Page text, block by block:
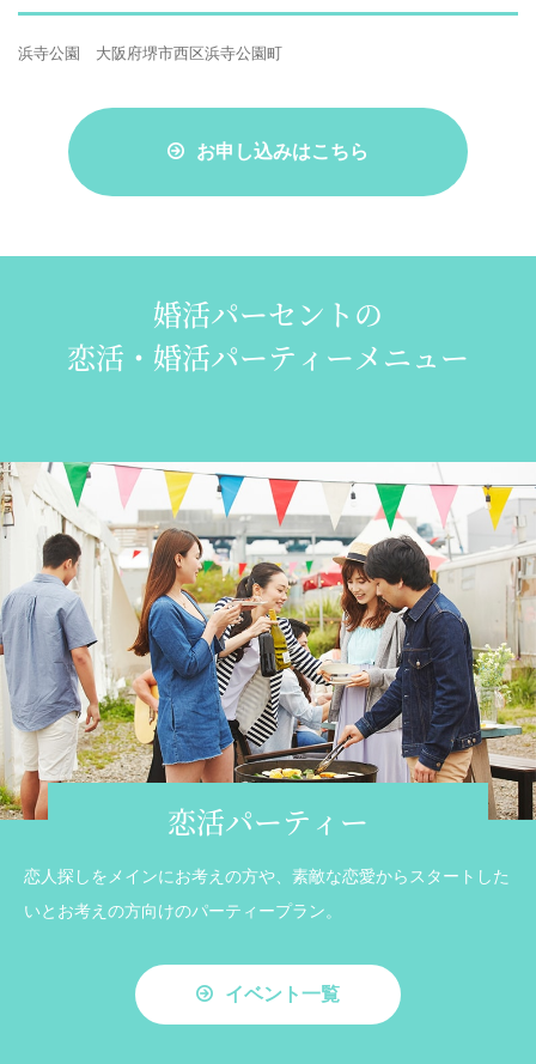
浜寺公園 大阪府堺市西区浜寺公園町
お申し込みはこちら
婚活パーセントの
恋活・婚活パーティーメニュー
恋活パーティー
恋人探しをメインにお考えの方や、素敵な恋愛からスタートした
いとお考えの方向けのパーティープラン。
イベント一覧